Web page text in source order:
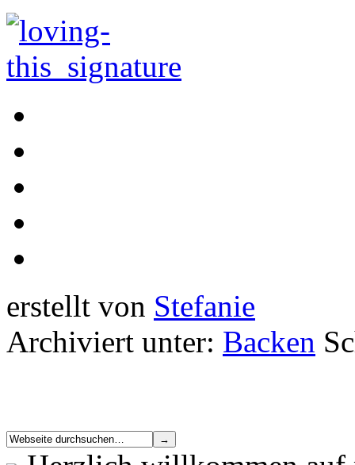
erstellt von Stefanie
Archiviert unter: Backen